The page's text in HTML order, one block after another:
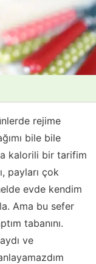
rejime
bile bile
kalorili bir tarifim
payları çok
evde kendim
Ama bu sefer
tabanını.
ve